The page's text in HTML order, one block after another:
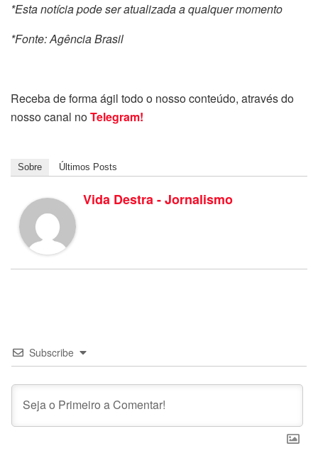
*Esta notícia pode ser atualizada a qualquer momento
*Fonte: Agência Brasil
Receba de forma ágil todo o nosso conteúdo, através do
nosso canal noTelegram!
Sobre Últimos Posts
Vida Destra - Jornalismo
Subscribe